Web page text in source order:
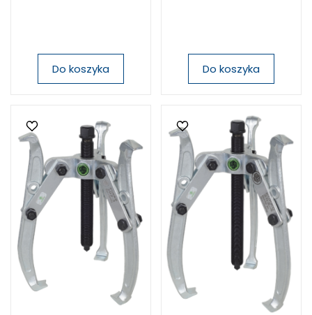
Do koszyka Do koszyka